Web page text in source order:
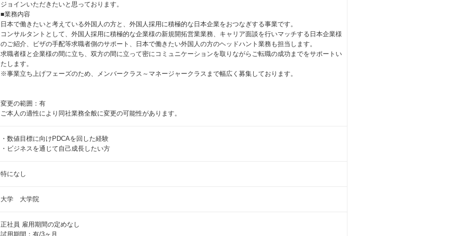
ジョインいただきたいと思っております。
■業務内容
日本で働きたいと考えている外国人の方と、外国人採用に積極的な日本企業をおつなぎする事業です。
コンサルタントとして、外国人採用に積極的な企業様の新規開拓営業業務、キャリア面談を行いマッチする日本企業様
のご紹介、ビザの手配等求職者側のサポート、日本で働きたい外国人の方のヘッドハント業務も担当します。
求職者様と企業様の間に立ち、双方の間に立って密にコミュニケーションを取りながらご転職の成功までをサポートい
たします。
※事業立ち上げフェーズのため、メンバークラス～マネージャークラスまで幅広く募集しております。
変更の範囲：有
ご本人の適性により同社業務全般に変更の可能性があります。
・数値目標に向けPDCAを回した経験
・ビジネスを通じて自己成長したい方
特になし
大学 大学院
正社員 雇用期間の定めなし
試用期間：有/3ヶ月